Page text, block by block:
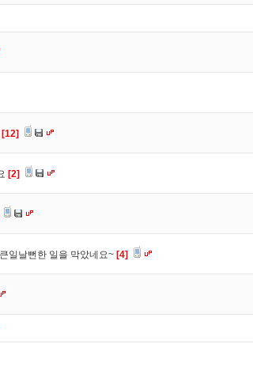
[12]
[2]
일날뻔한 일을 막았네요~ [4]